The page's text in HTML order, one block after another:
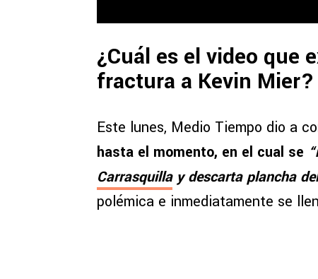
¿Cuál es el video que
fractura a Kevin Mier?
Este lunes, Medio Tiempo dio a
hasta el momento, en el cual se
Carrasquillay descarta plancha
polémica e inmediatamente se